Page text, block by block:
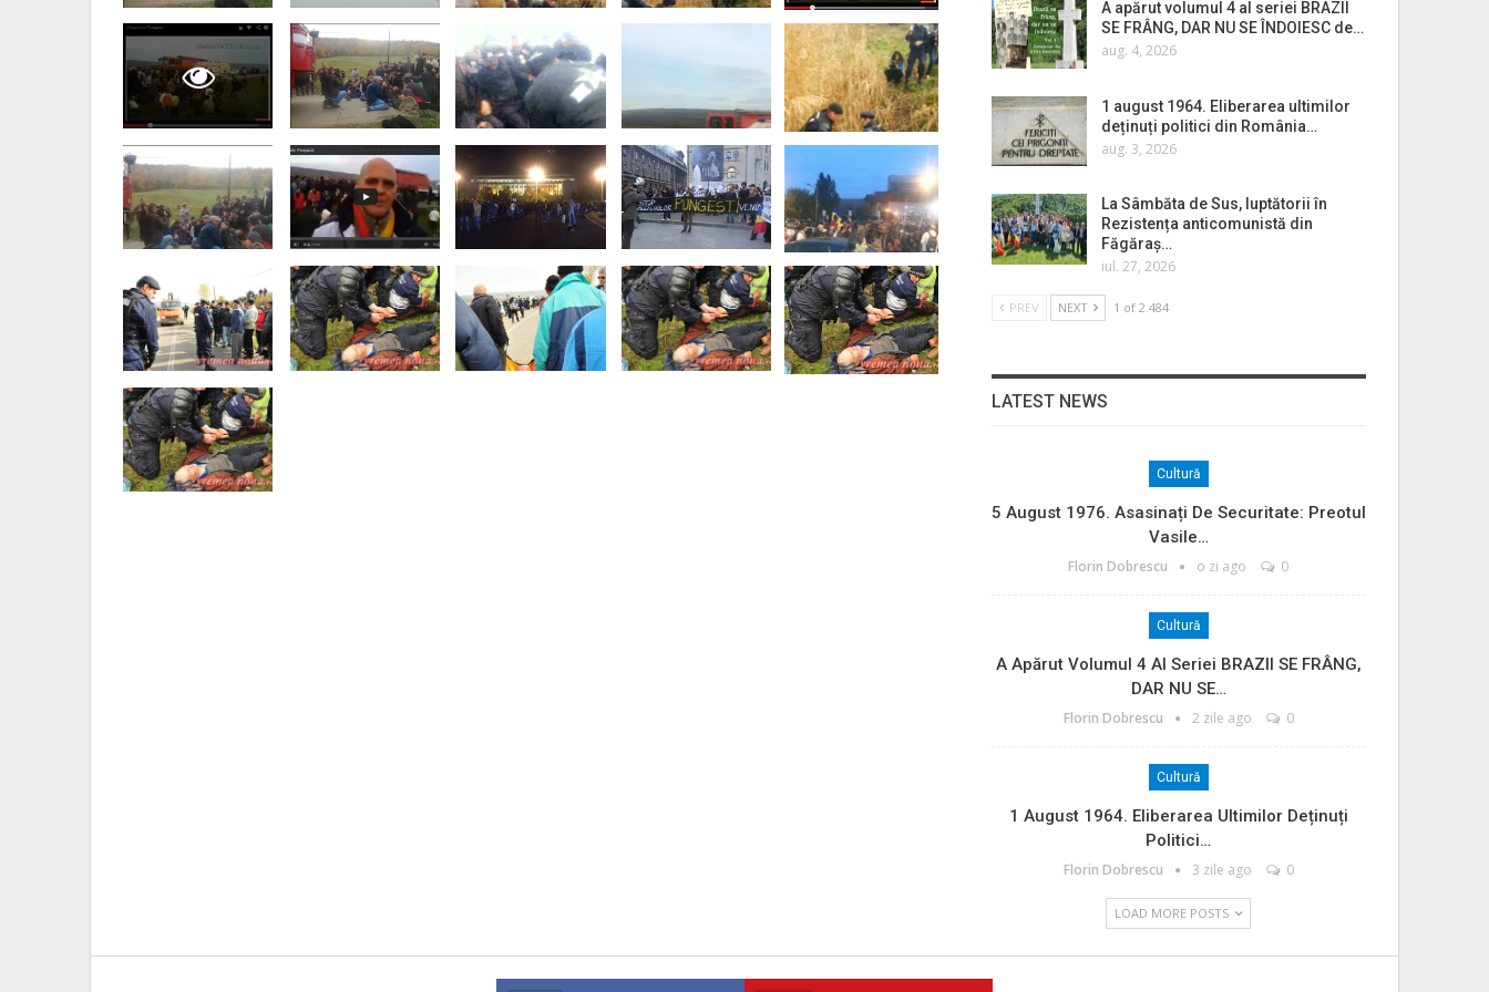
A apărut volumul 4 al seriei BRAZII
SE FRÂNG, DAR NU SE ÎNDOIESC de…
aug. 4, 2026
1 august 1964. Eliberarea ultimilor
deținuți politici din România…
aug. 3, 2026
La Sâmbăta de Sus, luptătorii în
Rezistența anticomunistă din
Făgăraș…
iul. 27, 2026
PREV NEXT 1 of 2.484
LATEST NEWS
Cultură
5 August 1976. Asasinați De Securitate: Preotul
Vasile…
Florin Dobrescu o zi ago 0
Cultură
A Apărut Volumul 4 Al Seriei BRAZII SE FRÂNG,
DAR NU SE…
Florin Dobrescu 2 zile ago 0
Cultură
1 August 1964. Eliberarea Ultimilor Deținuți
Politici…
Florin Dobrescu 3 zile ago 0
LOAD MORE POSTS